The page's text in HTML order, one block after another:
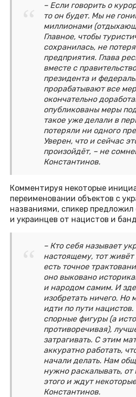
– Если говорить о
то он будет. Мы не
миллионами
Главное, чтобы
сохранилась, не
предприятия. Глава
вместе с
президента и
прорабатывают все
окончательно
опубликованы меры
такое уже делали в
потеряли ни одного
Уверен, что и сейчас
произойдёт, – не
Константинов.
Комментируя некоторые
переименовании объектов с
названиями, спикер предложил
и украинцев от нацистов и
– Кто себя называет
настоящему, тот живёт
есть точное
оно выковано
и народом самим. И
изобретать ничего.
идти по пути
спорные фигуры (а
противоречивая),
затрагивать. С этим
аккуратно работать,
начали делать. Нам
нужно раскалывать, от
этого и ждут
Константинов.